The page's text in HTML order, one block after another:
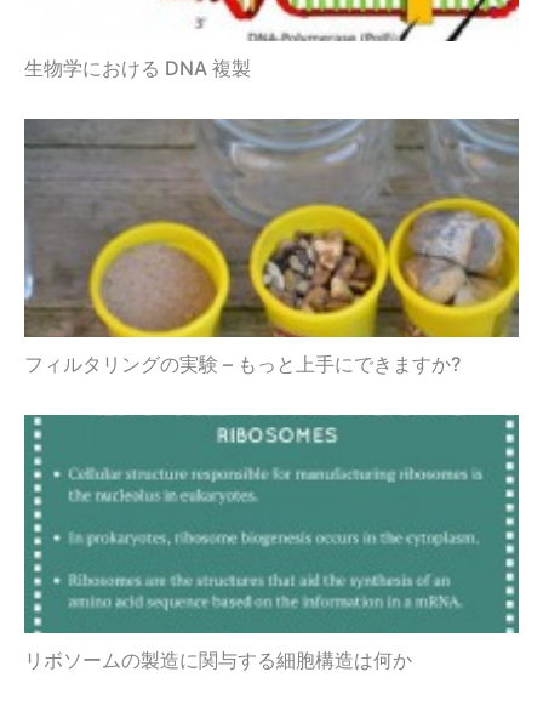
生物学における DNA 複製
フィルタリングの実験 – もっと上手にできますか?
リボソームの製造に関与する細胞構造は何か